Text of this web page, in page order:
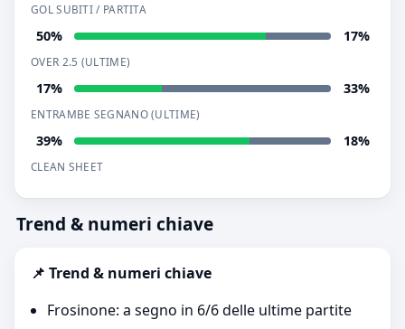
GOL SUBITI / PARTITA
50% 17%
OVER 2.5 (ULTIME)
17% 33%
ENTRAMBE SEGNANO (ULTIME)
39% 18%
CLEAN SHEET
Trend & numeri chiave
📌 Trend & numeri chiave
Frosinone: a segno in 6/6 delle ultime partite